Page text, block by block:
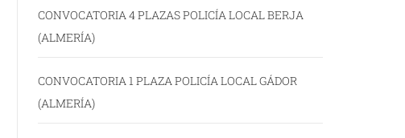
CONVOCATORIA 4 PLAZAS POLICÍA LOCAL BERJA
(ALMERÍA)
CONVOCATORIA 1 PLAZA POLICÍA LOCAL GÁDOR
(ALMERÍA)